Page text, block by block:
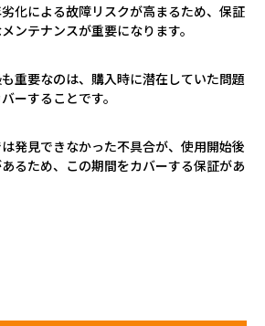
化による故障リスクが高まるため、保証
ンテナンスが重要になります。
重要なのは、購入時に潜在していた問題
ーすることです。
発見できなかった不具合が、使用開始後
るため、この期間をカバーする保証があ